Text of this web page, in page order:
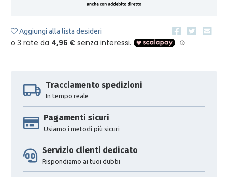
Aggiungi alla lista desideri
Tracciamento spedizioni
In tempo reale
Pagamenti sicuri
Usiamo i metodi più sicuri
Servizio clienti dedicato
Rispondiamo ai tuoi dubbi